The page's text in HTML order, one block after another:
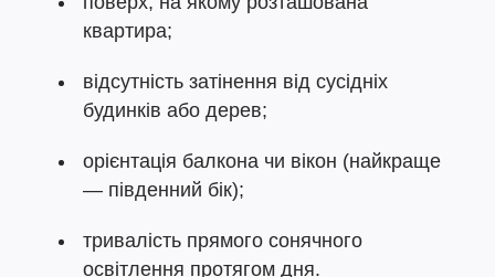
квартира;
відсутність затінення від сусідніх
будинків або дерев;
орієнтація балкона чи вікон (найкраще
— південний бік);
тривалість прямого сонячного
освітлення протягом дня.